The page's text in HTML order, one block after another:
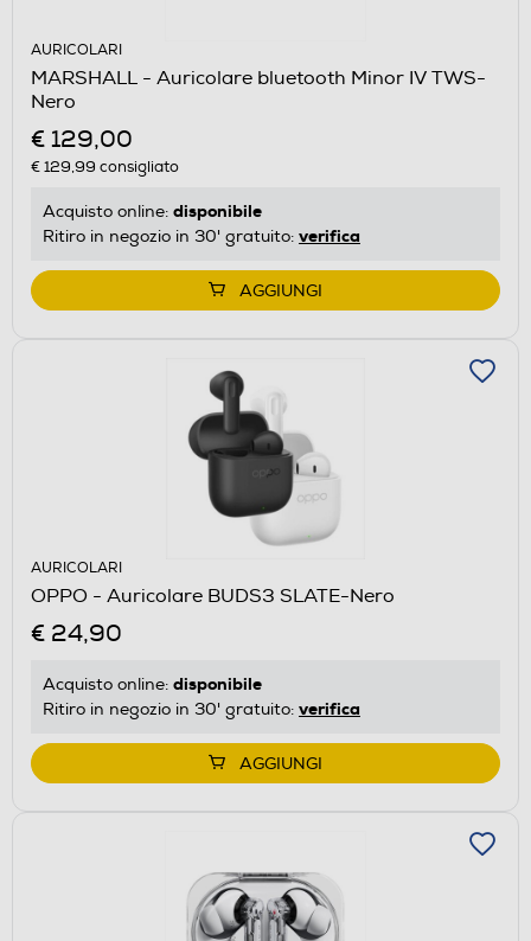
AURICOLARI
MARSHALL - Auricolare bluetooth Minor IV TWS-
Nero
€ 129,00
€ 129,99 consigliato
Acquisto online: disponibile
Ritiro in negozio in 30' gratuito: verifica
AGGIUNGI
AURICOLARI
OPPO - Auricolare BUDS3 SLATE-Nero
€ 24,90
Acquisto online: disponibile
Ritiro in negozio in 30' gratuito: verifica
AGGIUNGI